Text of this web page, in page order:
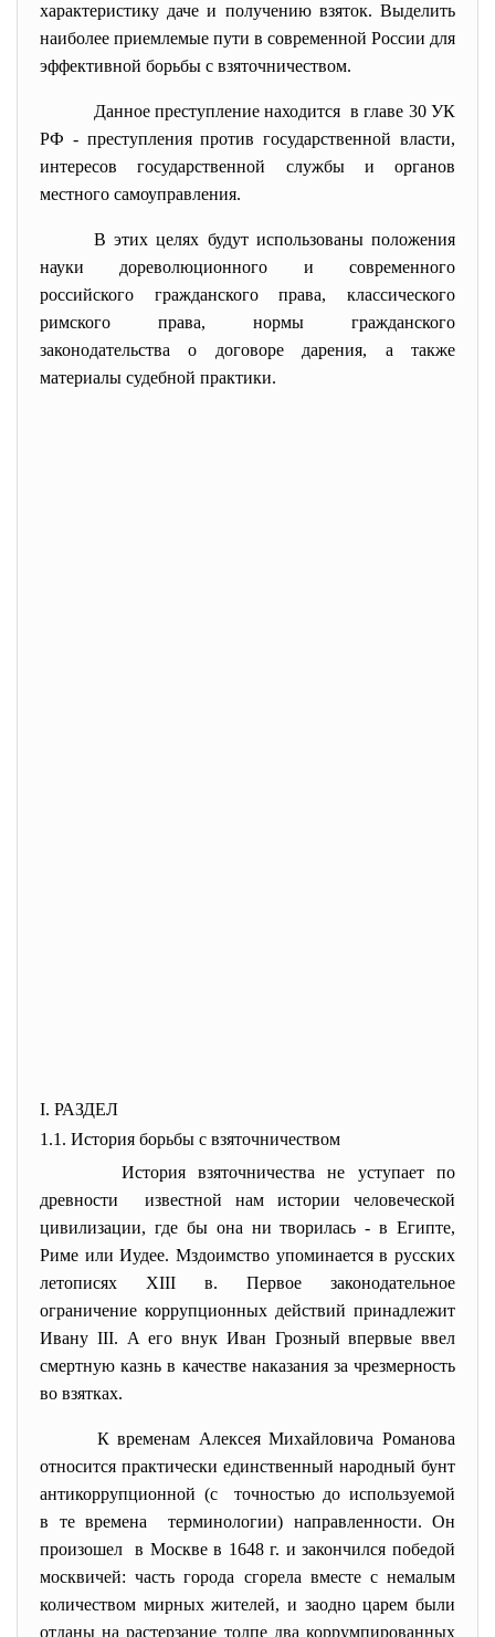
характеристику даче и получению взяток. Выделить
наиболее приемлемые пути в современной России для
эффективной борьбы с взяточничеством.
Данное преступление находится в главе 30 УК
РФ - преступления против государственной власти,
интересов государственной службы и органов
местного самоуправления.
В этих целях будут использованыположения
науки дореволюционного и современного
российского гражданского права, классического
римского права, нормы гражданского
законодательства о договоре дарения, а также
материалы судебной практики.
I. РАЗДЕЛ
1.1. История борьбы с взяточничеством
История взяточничества не уступает по
древности известной нам истории человеческой
цивилизации, где бы она ни творилась - в Египте,
Риме или Иудее. Мздоимство упоминается в русских
летописях XIII в. Первое законодательное
ограничение коррупционных действий принадлежит
Ивану III. А его внук Иван Грозный впервые ввел
смертную казнь в качестве наказания за чрезмерность
во взятках.
К временам Алексея Михайловича Романова
относится практически единственный народный бунт
антикоррупционной (с точностью до используемой
в те времена терминологии) направленности. Он
произошел в Москве в 1648 г. и закончился победой
москвичей: часть города сгорела вместе с немалым
количеством мирных жителей, и заодно царем были
отданы на растерзание толпе два коррумпированных